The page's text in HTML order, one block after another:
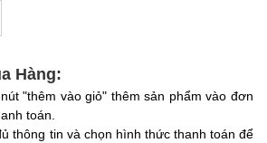
Hàng:
"thêm vào giỏ" thêm sản phẩm vào đơn
toán.
thông tin và chọn hình thức thanh toán để